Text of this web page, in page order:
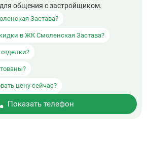
общения с застройщиком.
Застава?
в ЖК Смоленская Застава?
цену сейчас?
Показать телефон